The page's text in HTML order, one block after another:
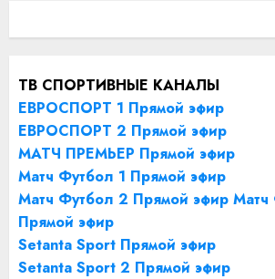
ТВ СПОРТИВНЫЕ КАНАЛЫ
ЕВРОСПОРТ 1 Прямой эфир
ЕВРОСПОРТ 2 Прямой эфир
МАТЧ ПРЕМЬЕР Прямой эфир
Матч Футбол 1 Прямой эфир
Матч Футбол 2 Прямой эфир Матч
Прямой эфир
Setanta Sport Прямой эфир
Setanta Sport 2 Прямой эфир